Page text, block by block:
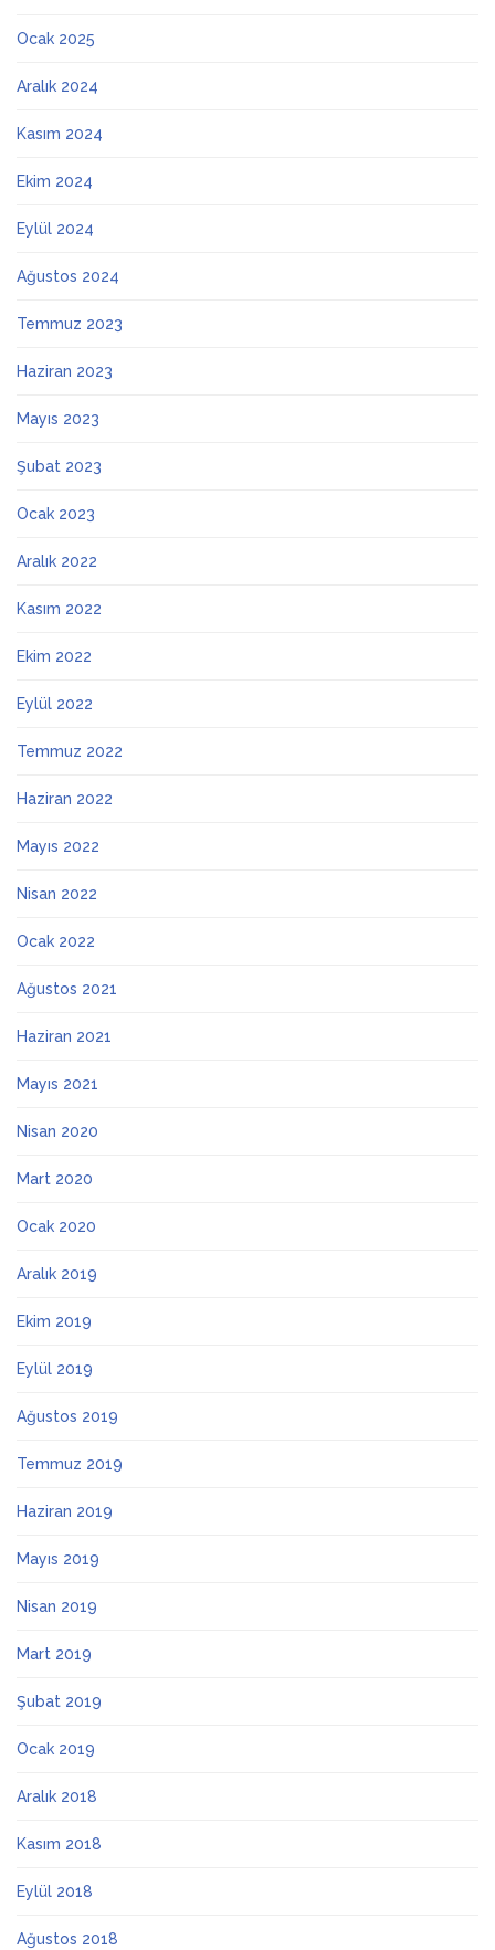
Ocak 2025
Aralık 2024
Kasım 2024
Ekim 2024
Eylül 2024
Ağustos 2024
Temmuz 2023
Haziran 2023
Mayıs 2023
Şubat 2023
Ocak 2023
Aralık 2022
Kasım 2022
Ekim 2022
Eylül 2022
Temmuz 2022
Haziran 2022
Mayıs 2022
Nisan 2022
Ocak 2022
Ağustos 2021
Haziran 2021
Mayıs 2021
Nisan 2020
Mart 2020
Ocak 2020
Aralık 2019
Ekim 2019
Eylül 2019
Ağustos 2019
Temmuz 2019
Haziran 2019
Mayıs 2019
Nisan 2019
Mart 2019
Şubat 2019
Ocak 2019
Aralık 2018
Kasım 2018
Eylül 2018
Ağustos 2018